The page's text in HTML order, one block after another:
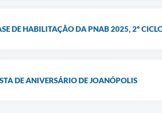
DE HABILITAÇÃO DA PNAB 2025, 2º
DE ANIVERSÁRIO DE JOANÓPOLIS